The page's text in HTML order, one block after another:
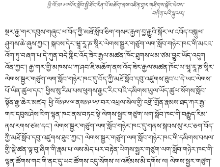
ཕྱི་ལོ་༡༩༦༧ལོར་སློབ་སྤྱི་ཟོང་རིན་པོ་མཆོག་ནས་འཛིན་གྲྭར་གཟིགས་སྐོར་ཕེབས་
བཞིན་པའི་སྐུ་པར།
སྔར་རྒྱ་གར་དབུས་གཞུང་ལ་བོད་ཀྱི་མཐོ་སློབ་ཅིག་གསར་རྒྱག་བྱ་རྒྱུའི་སྐོར་ལ་འབོད་བསྐུལ་
ཤུགས་ཆེ་ཞུས་ཀྱང་། སྐབས་དེར་ཝཱ་རཱ་ཎ་སཱིར་ལེགས་སྦྱར་གཙུག་ལག་སློབ་གཉེར་ཁང་གི་མངའ་
འོག་ཏུ་བཞག་པ་དེ་ཀུན་བདེ་གླིང་འོད་ཟེར་རྒྱལ་མཚན་ཁོང་ཐུགས་ཕམ་ཙམ་བྱུང་ཡོད་འདུག
འོན་ཀྱང༌། རྒྱ་གར་གྱི་མཁས་པ་ཀ་ཤབ་ཇི་མཆོག་ནས་འོད་ཟེར་རྒྱལ་མཚན་ཁོང་ལ་ཝཱ་རཱ་ཎ་སཱིར་
ལེགས་སྦྱར་གཙུག་ལག་སློབ་གཉེར་ཁང་དུ་བོད་ཀྱི་མཐོ་སློབ་དབུ་འཛུགས་ཐུབ་པ་དེ་ཡང་ལེགས་
པོ་ཡིན་ཚུལ་དང་། ཕྱིས་སུ་རིམ་པས་ཕུགས་རྒྱང་རིང་བའི་དམིགས་ཡུལ་ཡོད་ཚུལ་སོགས་སློབ་
སྟོན་རྒྱ་ཆེར་མཛད། ཕྱི་ལོ༡༩༦༧་ནས༡༩༧༡་བར་འཕྲལ་སེལ་གྱི་འགྲོ་གྲོན་རྣམས་ཐད་ཀར་རྒྱ་
གར་དབུས་ཤེས་རིག་ལྷན་ཁང་ནས་བཏང་སྟེ་ལེགས་སྦྱར་གཙུག་ལག་སློབ་ཁང་གི་བརྒྱུད་རིམ་
ནས་རགས་ཙམ་དང་། ལེགས་སྦྱར་གཙུག་ལག་སློབ་གཉེར་ཁང་དུ་གནས་སྐབས་སུ་རང་ཅག་བོད་
ཀྱི་མཐོ་སློབ་དབུ་འཛུགས་ཐུབ་ཀྱང་། ལེགས་སྦྱར་གཙུག་ལག་སློབ་གཉེར་ཁང་གི་དམིགས་བསལ་
གྱི་སྡེ་ཚན་ལྟ་བུ་ཞིག་གི་རྣམ་པ་ལས་མེད་པར་བརྟེན་ལེགས་སྦྱར་གཙུག་ལག་སློབ་གཉེར་ཁང་གི་
ལྷན་ཚོགས་གང་གི་ནང་དུ་ཡང་ཚོགས་འདུ་སོགས་ལ་འཛོམས་མི་དགོས་ལ། ལེགས་སྦྱར་གཙུག་